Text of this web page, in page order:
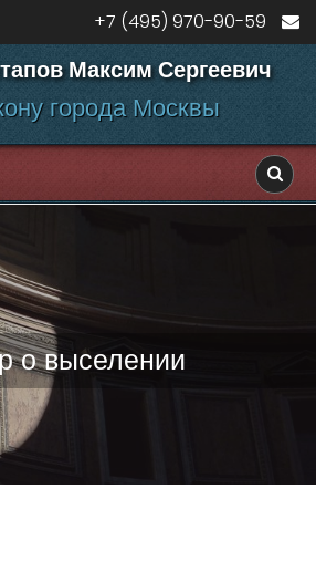
+7 (495) 970-90-59
Максим Сергеевич
города Москвы
о выселении